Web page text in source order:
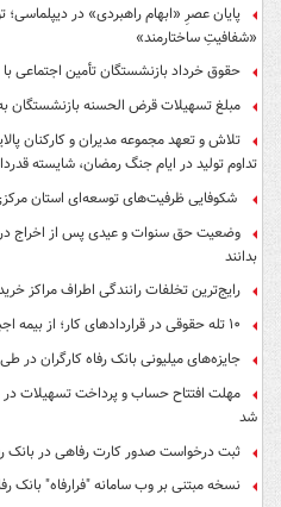
پایان عصرِ «ابهام راهبردی» در دیپلماسی؛
«شفافیتِ ساختارمند»
حقوق خرداد بازنشستگان تأمین اجتماعی
مبلغ تسهیلات قرض الحسنه بازنشستگان به ۶۰ میلیون تومان افزایش
تلاش و تعهد مجموعه مدیران و کارکنان
تداوم تولید در ایام جنگ رمضان، شایسته
شکوفایی ظرفیت‌های توسعه‌ای استان
وضعیت حق سنوات و عیدی پس از اخراج در
بدانند
رایج‌ترین تخلفات رانندگی اطراف مراکز
۱۰ تله حقوقی در قراردادهای کار؛ از بیمه اجباری تا سفیدامضاء خطرناک
جایزه‌های میلیونی بانک رفاه کارگران در
شد
ثبت درخواست صدور کارت رفاهی در بانک
نسخه مبتنی بر وب سامانه "فرارفاه" بانک